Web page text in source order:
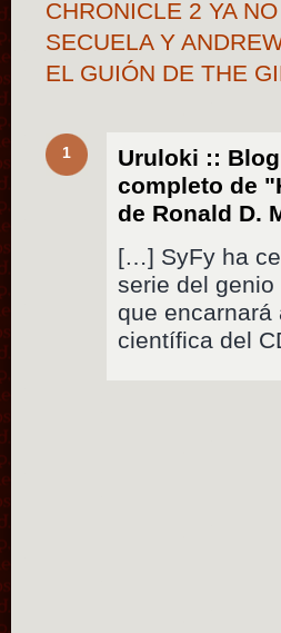
CHRONICLE 2 YA
SECUELA Y
EL GUIÓN DE THE
1
Uruloki ::
completo de
de Ronald D.
[…] SyFy ha
serie del
que encarnará
científica del